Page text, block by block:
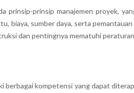
prinsip-prinsip manajemen proyek,
biaya, sumber daya, serta
dan pentingnya mematuhi
berbagai kompetensi yang dapat